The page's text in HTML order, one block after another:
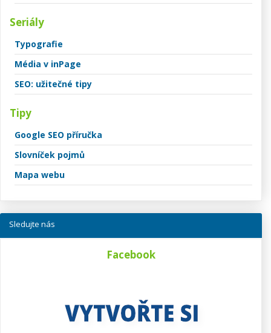
Seriály
Typografie
Média v inPage
SEO: užitečné tipy
Tipy
Google SEO příručka
Slovníček pojmů
Mapa webu
Sledujte nás
Facebook